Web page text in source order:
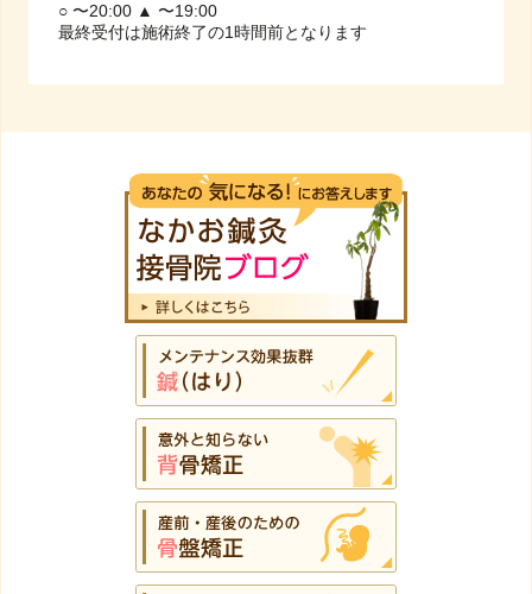
○ 〜20:00 ▲ 〜19:00
最終受付は施術終了の1時間前となります